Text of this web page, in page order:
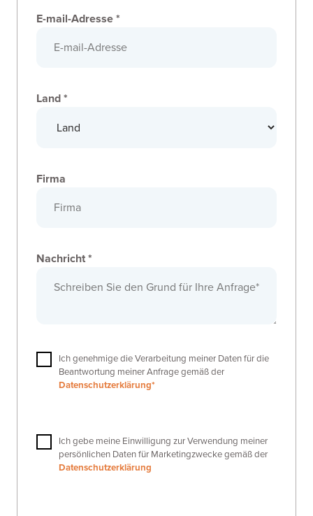
E-mail-Adresse *
Land *
Firma
Nachricht *
Ich genehmige die Verarbeitung meiner Daten für die
Beantwortung meiner Anfrage gemäß der
Datenschutzerklärung*
Ich gebe meine Einwilligung zur Verwendung meiner
persönlichen Daten für Marketingzwecke gemäß der
Datenschutzerklärung